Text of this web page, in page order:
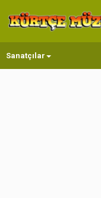
Sanatçılar